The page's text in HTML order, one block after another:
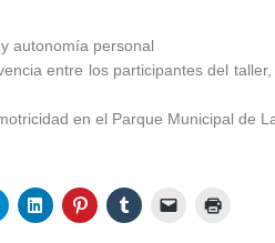
autonomía personal
entre los participantes del
en el Parque Municipal de